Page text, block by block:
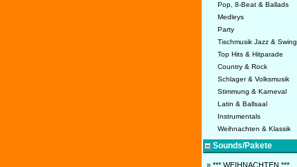
Pop, 8-Beat & Ballads
Medleys
Party
Tischmusik Jazz & Swing
Top Hits & Hitparade
Country & Rock
Schlager & Volksmusik
Stimmung & Karneval
Latin & Ballsaal
Instrumentals
Weihnachten & Klassik
Sounds/Pakete
» *** WEIHNACHTEN ***